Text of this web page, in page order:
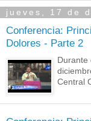
jueves, 17 de
Conferencia:
Dolores - Parte 2
Durante
Central